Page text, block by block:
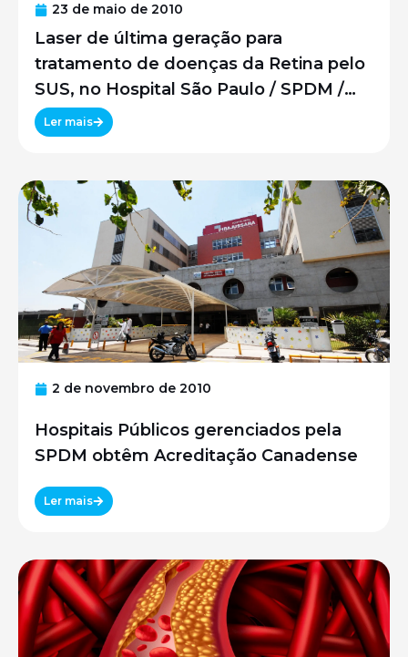
23 de maio de 2010
Laser de última geração para
tratamento de doenças da Retina pelo
SUS, no Hospital São Paulo / SPDM /
UNIFESP
Ler mais
2 de novembro de 2010
Hospitais Públicos gerenciados pela
SPDM obtêm Acreditação Canadense
Ler mais